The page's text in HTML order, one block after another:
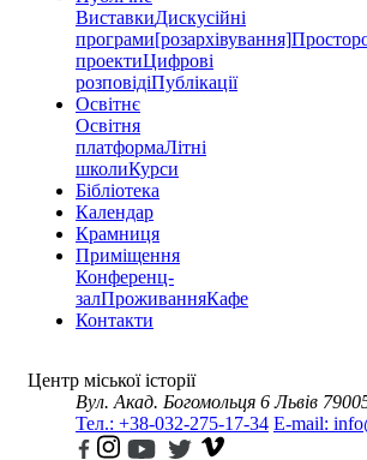
ВиставкиДискусійні
програми[розархівування]
проектиЦифрові
розповідіПублікації
Освітнє
Освітня
платформаЛітні
школиКурси
Бібліотека
Календар
Крамниця
Приміщення
Конференц-
залПроживанняКафе
Контакти
Центр міської історії
Вул. Акад. Богомольця 6 Львів
Тел.: +38-032-275-17-34 E-mail: